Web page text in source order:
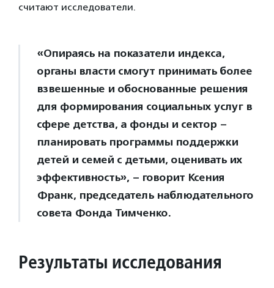
считают исследователи.
«Опираясь на показатели индекса,
органы власти смогут принимать более
взвешенные и обоснованные решения
для формирования социальных услуг в
сфере детства, а фонды и сектор –
планировать программы поддержки
детей и семей с детьми, оценивать их
эффективность», – говорит Ксения
Франк, председатель наблюдательного
совета Фонда Тимченко.
Результаты исследования